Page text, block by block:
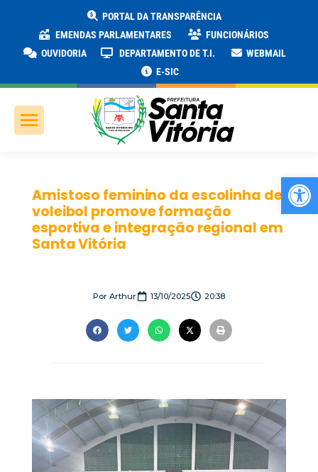
PORTAL DA TRANSPARÊNCIA
EMENDAS PARLAMENTARES
FUNCIONÁRIOS
OUVIDORIA
DEPARTAMENTO DE T.I.
WEBMAIL
E-SIC
Amistoso feminino da escolinha de
voleibol promove formação
esportiva e integração regional em
Santa Vitória
Por Arthur 13/10/2025 20:38